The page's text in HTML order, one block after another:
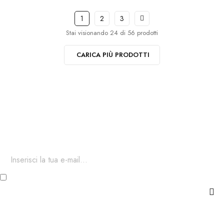
1 2 3
Stai visionando 24 di 56 prodotti
CARICA PIÙ PRODOTTI